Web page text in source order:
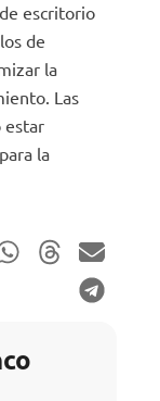
escritorio
de
la
Las
estar
la